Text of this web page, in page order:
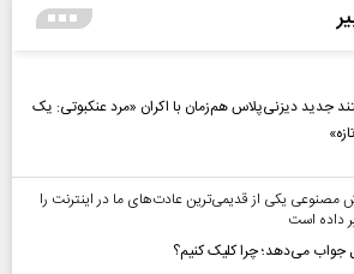
جدید دیزنی‌پلاس هم‌زمان با اکران «مرد عنکبوتی: یک
یکی از قدیمی‌ترین عادت‌های ما در اینترنت را
داده است
جواب می‌دهد؛ چرا کلیک کنیم؟